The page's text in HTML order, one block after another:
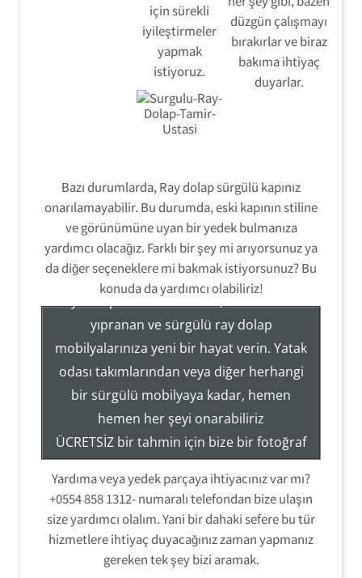
için sürekli
iyileştirmeler
yapmak
istiyoruz.
düzgün çalışmayı
bırakırlar ve biraz
bakıma ihtiyaç
duyarlar.
Bazı durumlarda, Ray dolap sürgülü kapınız
onarılamayabilir. Bu durumda, eski kapının stiline
ve görünümüne uyan bir yedek bulmanıza
yardımcı olacağız. Farklı bir şey mi arıyorsunuz ya
da diğer seçeneklere mi bakmak istiyorsunuz? Bu
konuda da yardımcı olabiliriz!
Ray Dolap Tamir Montaj Servisi
Ray Dolap Sistemleri Tamir, Hizmetleri ile
yıpranan ve sürgülü ray dolap
mobilyalarınıza yeni bir hayat verin. Yatak
odası takımlarından veya diğer herhangi
bir sürgülü mobilyaya kadar, hemen
hemen her şeyi onarabiliriz
ÜCRETSİZ bir tahmin için bize bir fotoğraf
gönderin veya hizmetlerimiz hakkında
daha fazla bilgi edinmek için (554) 858-
1312 numaralı telefondan bizi arayın.
Ray Dolap Mekanizma Sistemleri Tamir Montaj
Servisi
Yardıma veya yedek parçaya ihtiyacınız var mı?
+0554 858 1312- numaralı telefondan bize ulaşın
size yardımcı olalım. Yani bir dahaki sefere bu tür
hizmetlere ihtiyaç duyacağınız zaman yapmanız
gereken tek şey bizi aramak.